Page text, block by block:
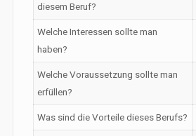
diesem Beruf?
Welche Interessen sollte man
haben?
Welche Voraussetzung sollte man
erfüllen?
Was sind die Vorteile dieses Berufs?